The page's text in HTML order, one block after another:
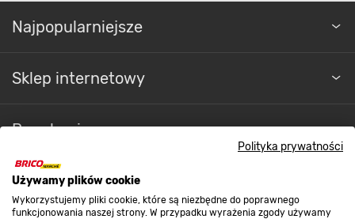
Polityka prywatności
Używamy plików cookie
Wykorzystujemy pliki cookie, które są niezbędne do poprawnego
funkcjonowania naszej strony. W przypadku wyrażenia zgody używamy
Najpopularniejsze
Sklep internetowy
Regulaminy
Promocje